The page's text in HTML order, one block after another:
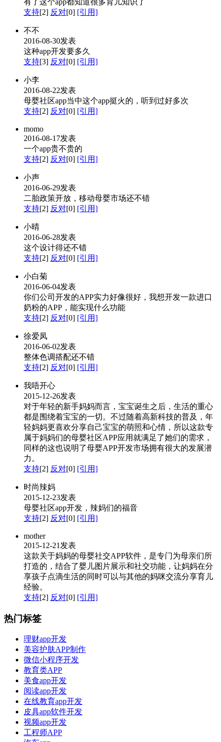
支持[2] 反对[0] [引用]
不不
2016-08-30发表
这种app开发要多久
支持[3] 反对[0] [引用]
小李
2016-08-22发表
母婴社区app当中这个app挺火的，听到过好多次
支持[2] 反对[0] [引用]
momo
2016-08-17发表
一个app贵不贵的
支持[2] 反对[0] [引用]
小声
2016-06-29发表
二胎政策开放，移动母婴市场还不错
支持[2] 反对[0] [引用]
小晴
2016-06-28发表
这个设计得还不错
支持[2] 反对[0] [引用]
小白菊
2016-06-04发表
你们公司开发的APP实力好像很好，我想开发一款进口
奶粉的APP，能实现什么功能
支持[2] 反对[0] [引用]
徐爱凤
2016-06-02发表
整体色调搭配还不错
支持[2] 反对[0] [引用]
我唔开心
2015-12-26发表
对于年轻的新手妈妈而言，宝宝诞生之后，生活的重心
都是围绕着宝宝的一切。不过随着高新科技的普及，年
轻妈妈更喜欢分享自己宝宝的萌照和心情，所以这款专
属于妈妈们的母婴社区APP应用就满足了她们的需求，
同样的这也说明了母婴APP开发市场拥有很大的发展潜
力。
支持[2] 反对[0] [引用]
时尚辣妈
2015-12-23发表
母婴社区app开发，辣妈们的福音
支持[2] 反对[0] [引用]
mother
2015-12-21发表
这款关于妈妈的母婴社交APP软件，是专门为母亲们所
打造的，结合了婴儿图片展示和社交功能，让妈妈在分
享孩子点滴生活的同时可以与其他的妈咪交流分享育儿
经验。
支持[2] 反对[0] [引用]
热门标签
理财app开发
美容护肤APP制作
微信小程序开发
教育类APP
美食app开发
阅读app开发
在线教育app开发
皮具app软件开发
视频app开发
工程师APP